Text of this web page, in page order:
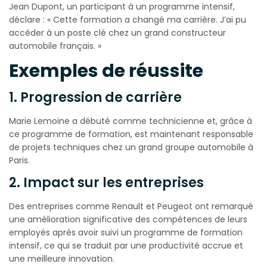
Jean Dupont, un participant à un programme intensif,
déclare : « Cette formation a changé ma carrière. J’ai pu
accéder à un poste clé chez un grand constructeur
automobile français. »
Exemples de réussite
1. Progression de carrière
Marie Lemoine a débuté comme technicienne et, grâce à
ce programme de formation, est maintenant responsable
de projets techniques chez un grand groupe automobile à
Paris.
2. Impact sur les entreprises
Des entreprises comme Renault et Peugeot ont remarqué
une amélioration significative des compétences de leurs
employés après avoir suivi un programme de formation
intensif, ce qui se traduit par une productivité accrue et
une meilleure innovation.